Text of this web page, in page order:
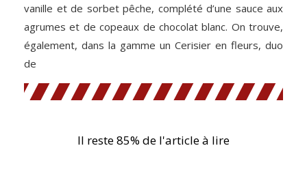
vanille et de sorbet pêche, complété d’une sauce aux
agrumes et de copeaux de chocolat blanc. On trouve,
également, dans la gamme un Cerisier en fleurs, duo
de
Il reste 85% de l'article à lire